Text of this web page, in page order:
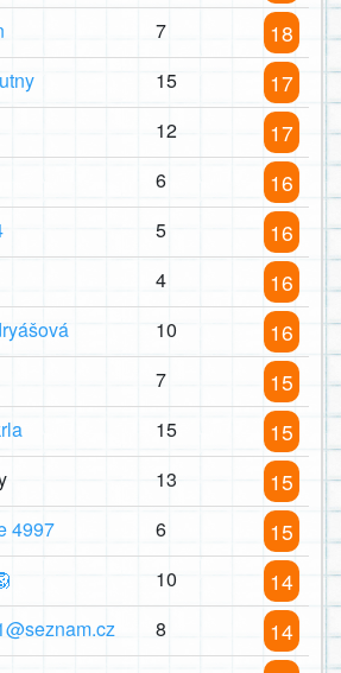
7 18
15 17
12 17
6 16
5 16
4 16
10 16
7 15
15 15
13 15
4997 6 15
10 14
8 14